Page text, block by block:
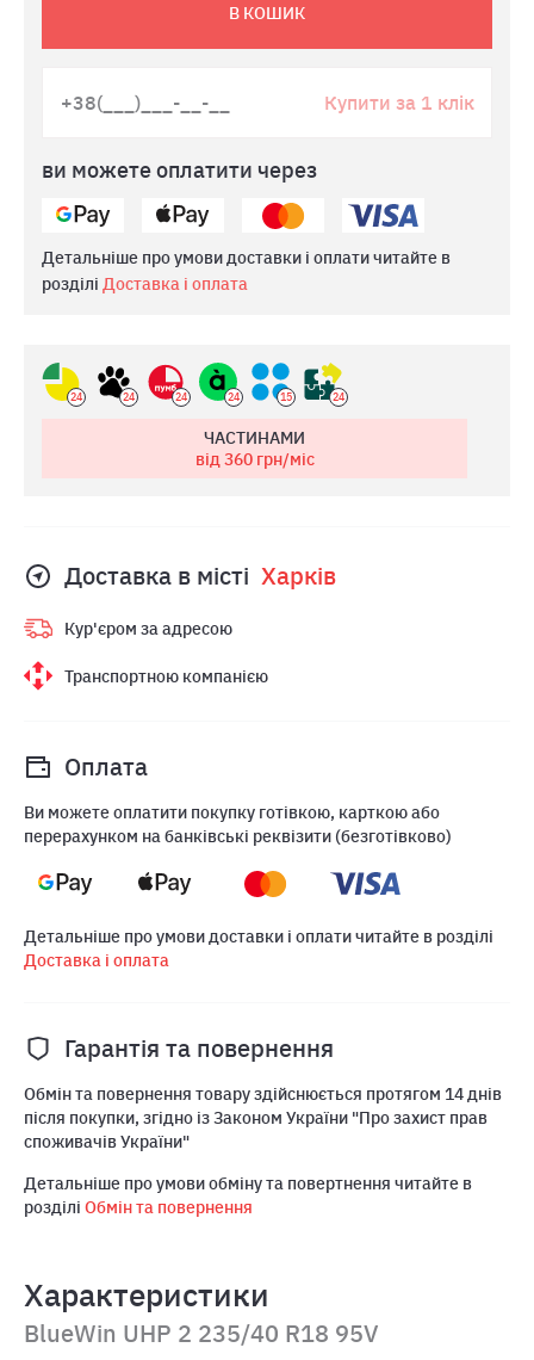
В КОШИК
Купити за 1 клік
ви можете оплатити через
Детальніше про умови доставки і оплати читайте в
розділі Доставка і оплата
24 24 24 24 15 24
ЧАСТИНАМИ
від 360грн/міс
Доставка в місті Харкiв
Кур'єром за адресою
Транспортною компанією
Оплата
Ви можете оплатити покупку готівкою, карткою або
перерахунком на банківські реквізити (безготівково)
Детальніше про умови доставки і оплати читайте в розділі
Доставка і оплата
Гарантія та повернення
Обмін та повернення товару здійснюється протягом 14 днів
після покупки, згідно із Законом України "Про захист прав
споживачів України"
Детальніше про умови обміну та повертнення читайте в
розділі Обмін та повернення
Характеристики
BlueWin UHP 2 235/40 R18 95V